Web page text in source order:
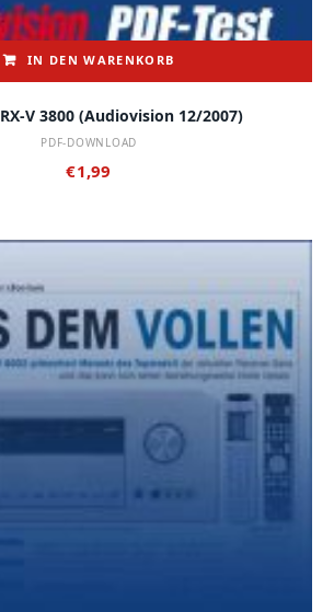
IN DEN WARENKORB
V 3800 (audiovision 12/2007)
PDF-DOWNLOAD
€1,99